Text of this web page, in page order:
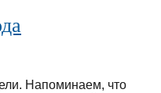
Напоминаем, что